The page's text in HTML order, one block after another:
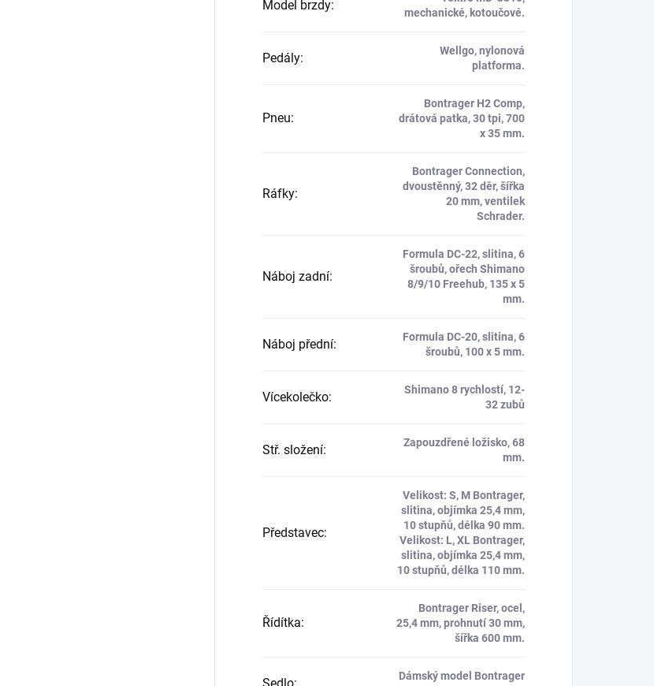
Model brzdy:
mechanické, kotoučové.
Pedály:
Wellgo, nylonová
platforma.
Pneu:
Bontrager H2 Comp,
drátová patka, 30 tpi, 700
x 35 mm.
Ráfky:
Bontrager Connection,
dvoustěnný, 32 děr, šířka
20 mm, ventilek
Schrader.
Náboj zadní:
Formula DC-22, slitina, 6
šroubů, ořech Shimano
8/9/10 Freehub, 135 x 5
mm.
Náboj přední:
Formula DC-20, slitina, 6
šroubů, 100 x 5 mm.
Vícekolečko:
Shimano 8 rychlostí, 12-
32 zubů
Stř. složení:
Zapouzdřené ložisko, 68
mm.
Představec:
Velikost: S, M Bontrager,
slitina, objímka 25,4 mm,
10 stupňů, délka 90 mm.
Velikost: L, XL Bontrager,
slitina, objímka 25,4 mm,
10 stupňů, délka 110 mm.
Řídítka:
Bontrager Riser, ocel,
25,4 mm, prohnutí 30 mm,
šířka 600 mm.
Dámský model Bontrager